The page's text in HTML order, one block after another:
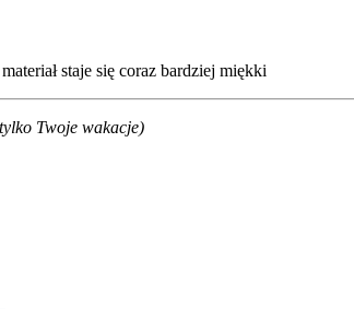
staje się coraz bardziej miękki
Twoje wakacje)